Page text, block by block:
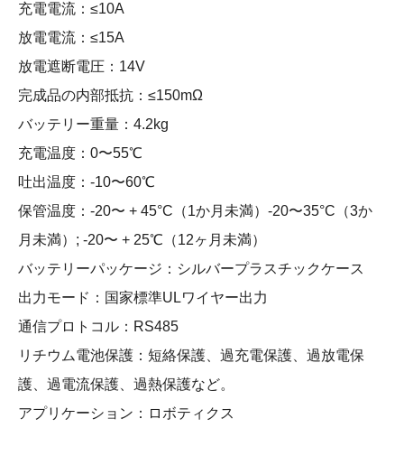
充電電流：≤10A
放電電流：≤15A
放電遮断電圧：14V
完成品の内部抵抗：≤150mΩ
バッテリー重量：4.2kg
充電温度：0〜55℃
吐出温度：-10〜60℃
保管温度：-20〜 + 45°C（1か月未満）-20〜35°C（3か
月未満）; -20〜 + 25℃（12ヶ月未満）
バッテリーパッケージ：シルバープラスチックケース
出力モード：国家標準ULワイヤー出力
通信プロトコル：RS485
リチウム電池保護：短絡保護、過充電保護、過放電保
護、過電流保護、過熱保護など。
アプリケーション：ロボティクス